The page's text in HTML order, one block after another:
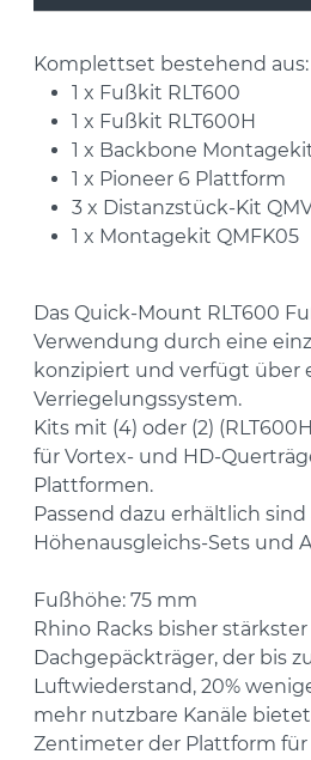
Komplettset bestehend aus:
1 x Fußkit RLT600
1 x Fußkit RLT600H
1 x Backbone
1 x Pioneer 6 Plattform
3 x Distanzstück-Kit
1 x Montagekit QMFK05
Das Quick-Mount RLT600
Verwendung durch eine
konzipiert und verfügt über
Verriegelungssystem.
Kits mit (4) oder (2)
für Vortex- und HD-
Plattformen.
Passend dazu erhältlich sind
Höhenausgleichs-Sets und
Fußhöhe: 75 mm
Rhino Racks bisher
Dachgepäckträger, der bis
Luftwiederstand, 20%
mehr nutzbare Kanäle
Zentimeter der Plattform